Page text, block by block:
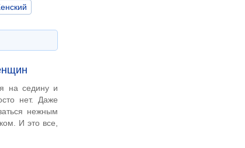
на седину и
нет. Даже
нежным
И это все,